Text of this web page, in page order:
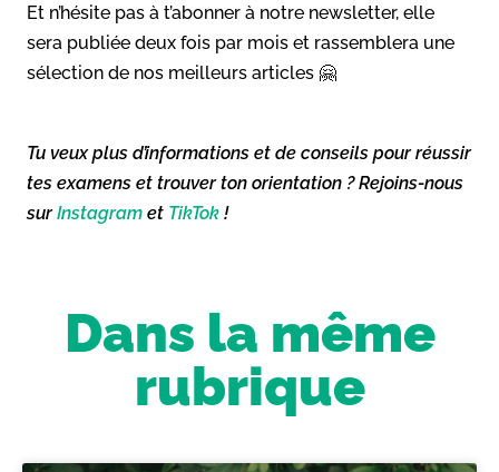
Et n’hésite pas à t’abonner à notre newsletter, elle
sera publiée deux fois par mois et rassemblera une
sélection de nos meilleurs articles 🤗
Tu veux plus d’informations et de conseils pour réussir
tes examens et trouver ton orientation ? Rejoins-nous
surInstagram et TikTok !
Dans la même
rubrique